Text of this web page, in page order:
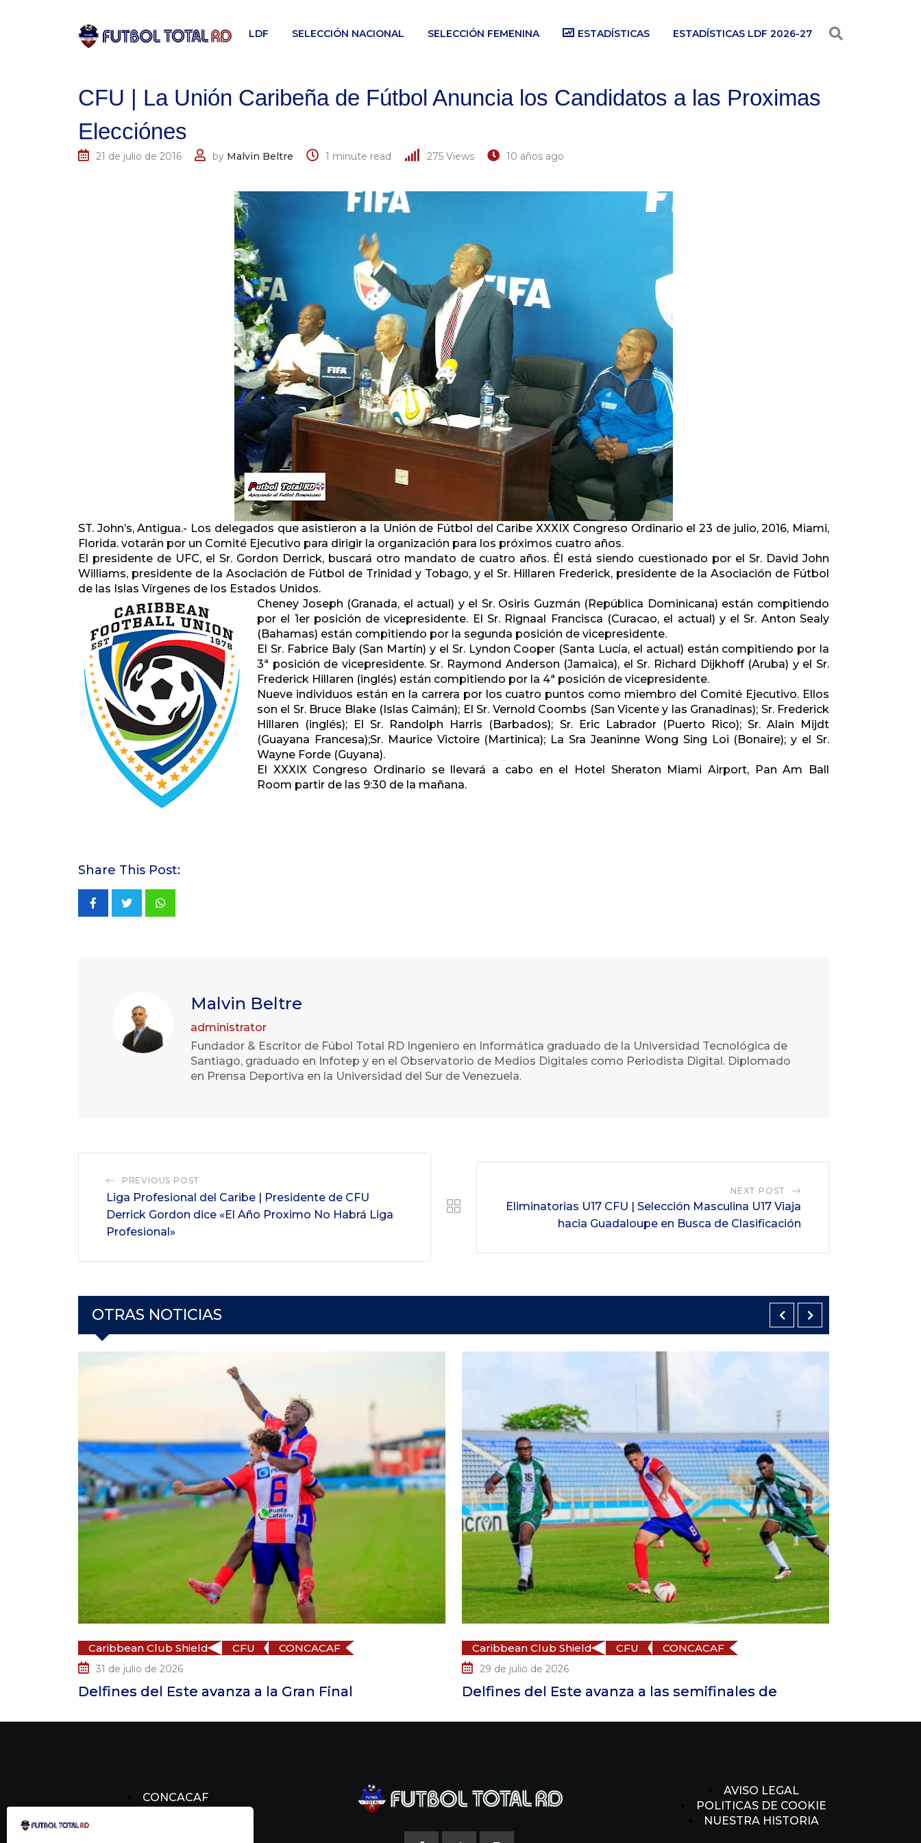
LDF SELECCIÓN NACIONAL SELECCIÓN FEMENINA ESTADÍSTICAS ESTADÍSTICAS LDF 2026-27
CFU | La Unión Caribeña de Fútbol Anuncia los Candidatos a las Proximas
Elecciónes
21 de julio de 2016 by Malvin Beltre 1 minute read 275 Views 10 años ago
ST. John’s, Antigua.- Los delegados que asistieron a la Unión de Fútbol del Caribe XXXIX Congreso Ordinario el 23 de julio, 2016, Miami,
Florida. votarán por un Comité Ejecutivo para dirigir la organización para los próximos cuatro años.
El presidente de UFC, el Sr. Gordon Derrick, buscará otro mandato de cuatro años. Él está siendo cuestionado por el Sr. David John
Williams, presidente de la Asociación de Fútbol de Trinidad y Tobago, y el Sr. Hillaren Frederick, presidente de la Asociación de Fútbol
de las Islas Vírgenes de los Estados Unidos.
Cheney Joseph (Granada, el actual) y el Sr. Osiris Guzmán (República Dominicana) están compitiendo
por el 1er posición de vicepresidente. El Sr. Rignaal Francisca (Curacao, el actual) y el Sr. Anton Sealy
(Bahamas) están compitiendo por la segunda posición de vicepresidente.
El Sr. Fabrice Baly (San Martín) y el Sr. Lyndon Cooper (Santa Lucía, el actual) están compitiendo por la
3ª posición de vicepresidente. Sr. Raymond Anderson (Jamaica), el Sr. Richard Dijkhoff (Aruba) y el Sr.
Frederick Hillaren (inglés) están compitiendo por la 4ª posición de vicepresidente.
Nueve individuos están en la carrera por los cuatro puntos como miembro del Comité Ejecutivo. Ellos
son el Sr. Bruce Blake (Islas Caimán); El Sr. Vernold Coombs (San Vicente y las Granadinas); Sr. Frederick
Hillaren (inglés); El Sr. Randolph Harris (Barbados); Sr. Eric Labrador (Puerto Rico); Sr. Alain Mijdt
(Guayana Francesa);Sr. Maurice Victoire (Martinica); La Sra Jeaninne Wong Sing Loi (Bonaire); y el Sr.
Wayne Forde (Guyana).
El XXXIX Congreso Ordinario se llevará a cabo en el Hotel Sheraton Miami Airport, Pan Am Ball
Room partir de las 9:30 de la mañana.
Share This Post:
Whatsapp
Malvin Beltre
administrator
Fundador & Escritor de Fúbol Total RD Ingeniero en Informática graduado de la Universidad Tecnológica de
Santiago, graduado en Infotep y en el Observatorio de Medios Digitales como Periodista Digital. Diplomado
en Prensa Deportiva en la Universidad del Sur de Venezuela.
PREVIOUS POST
Liga Profesional del Caribe | Presidente de CFU
Derrick Gordon dice «El Año Proximo No Habrá Liga
Profesional»
NEXT POST
Eliminatorias U17 CFU | Selección Masculina U17 Viaja
hacia Guadaloupe en Busca de Clasificación
OTRAS NOTICIAS
Caribbean Club Shield CFU CONCACAF
31 de julio de 2026
Delfines del Este avanza a la Gran Final
Caribbean Club Shield CFU CONCACAF
29 de julio de 2026
Delfines del Este avanza a las semifinales de
CONCACAF
AVISO LEGAL
POLITICAS DE COOKIE
NUESTRA HISTORIA